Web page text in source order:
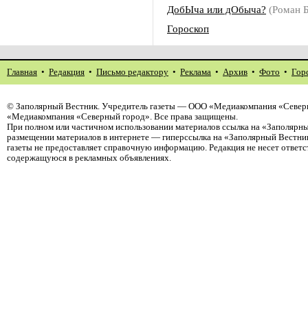
ДобЫча или дОбыча? (Роман
Гороскоп
Главная • Редакция • Письмо редактору • Реклама • Архив • Фото •
© Заполярный Вестник. Учредитель газеты — ООО «Медиакомпания
«Медиакомпания «Северный город». Все права защищены.
При полном или частичном использовании материалов ссылка на
размещении материалов в интернете — гиперссылка на «Заполярный
газеты не предоставляет справочную информацию. Редакция не несет
содержащуюся в рекламных объявлениях.